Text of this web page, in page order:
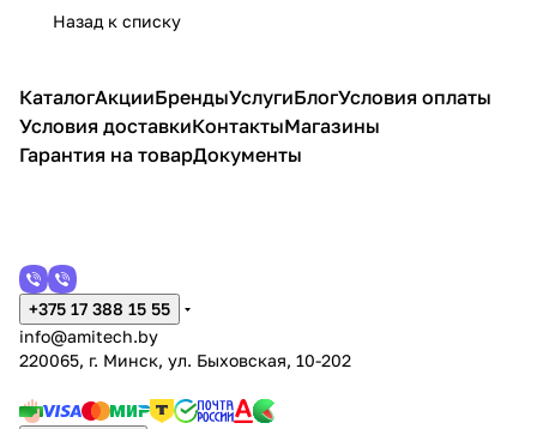
Назад к списку
КаталогАкцииБрендыУслугиБлогУсловия оплаты
Условия доставкиКонтактыМагазины
Гарантия на товарДокументы
+375 17 388 15 55
info@amitech.by
220065, г. Минск, ул. Быховская, 10-202